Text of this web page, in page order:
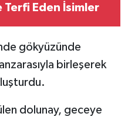
Terfi Eden İsimler
gökyüzünde
birleşerek
dolunay, geceye